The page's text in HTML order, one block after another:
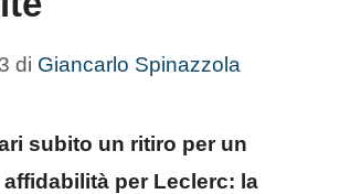
di Giancarlo Spinazzola
subito un ritiro per un
per Leclerc: la